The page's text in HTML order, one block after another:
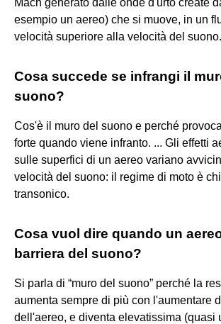
esempio un aereo) che si muove, in un
velocità superiore alla velocità del suono.
Cosa succede se infrangi il
suono?
Cos'è il muro del suono e perché
forte quando viene infranto. ... Gli effetti
sulle superfici di un aereo variano
velocità del suono: il regime di moto è
transonico.
Cosa vuol dire quando un
barriera del suono?
Si parla di “muro del suono” perché la
aumenta sempre di più con l'aumentare
dell'aereo, e diventa elevatissima (quasi